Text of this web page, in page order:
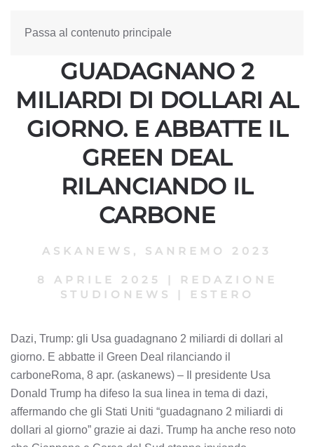
Passa al contenuto principale
DAZI, TRUMP: GLI USA
GUADAGNANO 2
MILIARDI DI DOLLARI AL
GIORNO. E ABBATTE IL
GREEN DEAL
RILANCIANDO IL
CARBONE
ASKANEWS , SANREMO 2023
8 APRILE 2025 |
REDAZIONE
STUDIONEWS
| ESTERO
Dazi, Trump: gli Usa guadagnano 2 miliardi di dollari al
giorno. E abbatte il Green Deal rilanciando il
carboneRoma, 8 apr. (askanews) – Il presidente Usa
Donald Trump ha difeso la sua linea in tema di dazi,
affermando che gli Stati Uniti “guadagnano 2 miliardi di
dollari al giorno” grazie ai dazi. Trump ha anche reso noto